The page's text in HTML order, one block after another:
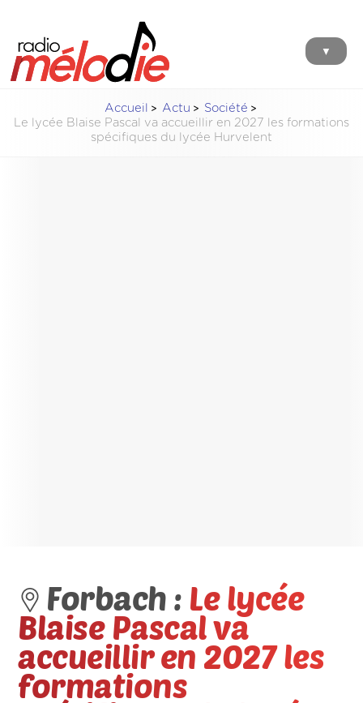
▼
Accueil Actu
Société
Le lycée Blaise Pascal va accueillir en 2027 les formations
spécifiques du lycée Hurvelent
Forbach : Le lycée
Blaise Pascal va
accueillir en 2027 les
formations